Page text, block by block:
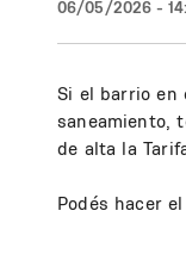
06/05/2026 -
Si el barrio en
saneamiento,
de alta la
Podés hacer el